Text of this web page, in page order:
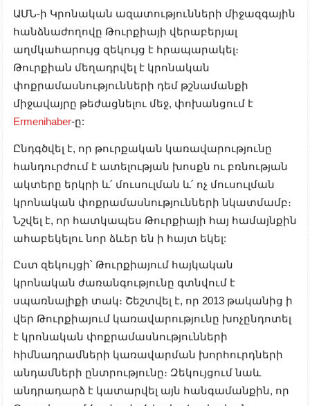
ԱՄՆ-ի Կրոնական ազատությունների միջազգային
հանձնաժողովը Թուրքիայի վերաբերյալ
աղմկահարույց զեկույց է հրապարակել։
Թուրքիան մեղադրվել է կրոնական
փոքրամասնությունների դեմ թշնամանքի
միջավայրը թեժացնելու մեջ, փոխանցում է
Ermenihaber-ը:
Ընդգծվել է, որ թուրքական կառավարությունը
հանդուրժում է ատելության խոսքն ու բռնության
ակտերը երկրի և՛ մուսուլման և՛ ոչ մուսուլման
կրոնական փոքրամասնությունների նկատմամբ։
Նշվել է, որ հատկապես Թուրքիայի հայ համայնքին
ահաբեկելու նոր ձևեր են ի հայտ եկել:
Ըստ զեկույցի՝ Թուրքիայում հայկական
կրոնական ժառանգությունը գտնվում է
սպառնալիքի տակ։ Շեշտվել է, որ 2013 թականից ի
վեր Թուրքիայում կառավարությունը խոչընդոտել
է կրոնական փոքրամասնությունների
հիմնադրամների կառավարման խորհուրդների
անդամների ընտրությունը։ Զեկույցում նաև
անդրադարձ է կատարվել այն հանգամանքին, որ